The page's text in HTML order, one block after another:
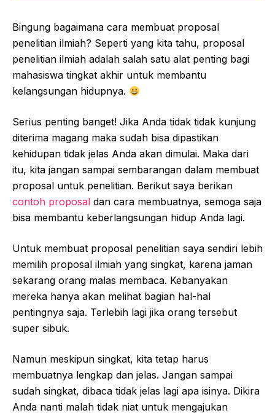
Bingung bagaimana cara membuat proposal
penelitian ilmiah? Seperti yang kita tahu, proposal
penelitian ilmiah adalah salah satu alat penting bagi
mahasiswa tingkat akhir untuk membantu
kelangsungan hidupnya.
Serius penting banget! Jika Anda tidak tidak kunjung
diterima magang maka sudah bisa dipastikan
kehidupan tidak jelas Anda akan dimulai. Maka dari
itu, kita jangan sampai sembarangan dalam membuat
proposal untuk penelitian. Berikut saya berikan
contoh proposal dan cara membuatnya, semoga saja
bisa membantu keberlangsungan hidup Anda lagi.
Untuk membuat proposal penelitian saya sendiri lebih
memilih proposal ilmiah yang singkat, karena jaman
sekarang orang malas membaca. Kebanyakan
mereka hanya akan melihat bagian hal-hal
pentingnya saja. Terlebih lagi jika orang tersebut
super sibuk.
Namun meskipun singkat, kita tetap harus
membuatnya lengkap dan jelas. Jangan sampai
sudah singkat, dibaca tidak jelas lagi apa isinya. Dikira
Anda nanti malah tidak niat untuk mengajukan